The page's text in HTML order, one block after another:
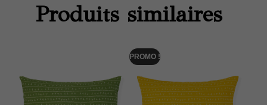
Produits similaires
PROMO !